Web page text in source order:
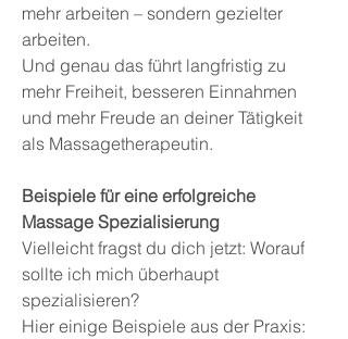
mehr arbeiten – sondern gezielter
arbeiten.
Und genau das führt langfristig zu
mehr Freiheit, besseren Einnahmen
und mehr Freude an deiner Tätigkeit
als Massagetherapeutin.
Beispiele für eine erfolgreiche
Massage Spezialisierung
Vielleicht fragst du dich jetzt: Worauf
sollte ich mich überhaupt
spezialisieren?
Hier einige Beispiele aus der Praxis: